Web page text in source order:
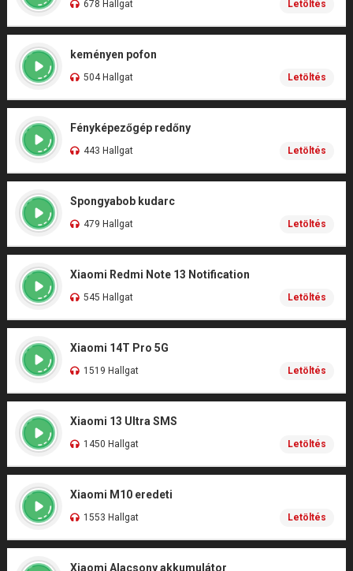
678 Hallgat Letöltés
keményen pofon
504 Hallgat Letöltés
Fényképezőgép redőny
443 Hallgat Letöltés
Spongyabob kudarc
479 Hallgat Letöltés
Xiaomi Redmi Note 13 Notification
545 Hallgat Letöltés
Xiaomi 14T Pro 5G
1519 Hallgat Letöltés
Xiaomi 13 Ultra SMS
1450 Hallgat Letöltés
Xiaomi M10 eredeti
1553 Hallgat Letöltés
Xiaomi Alacsony akkumulátor